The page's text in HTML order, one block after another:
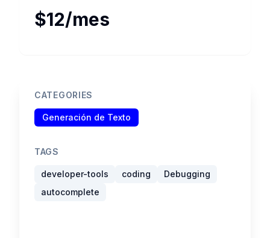
$12/mes
CATEGORIES
Generación de Texto
TAGS
developer-tools coding
Debugging
autocomplete